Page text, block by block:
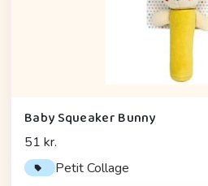
Baby Squeaker Bunny
51 kr.
Petit Collage